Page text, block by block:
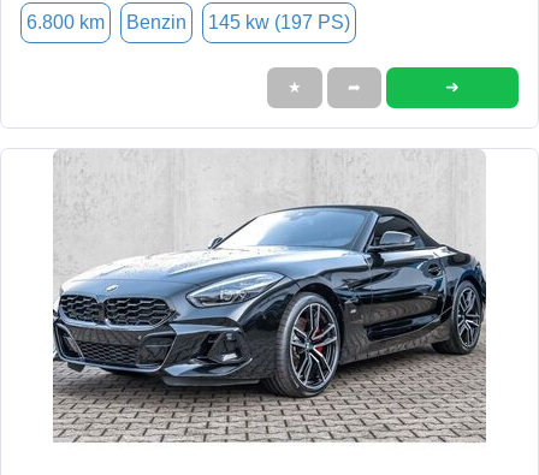
6.800 km Benzin 145 kw (197 PS)
★ ➦ ➜